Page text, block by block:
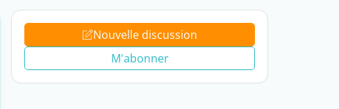
Nouvelle discussion
M'abonner